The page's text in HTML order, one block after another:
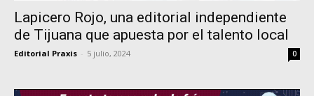
Lapicero Rojo, una editorial independiente
de Tijuana que apuesta por el talento local
Editorial Praxis 5 julio, 2024 0